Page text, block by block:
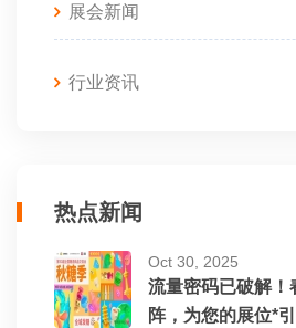
展会新闻
行业资讯
热点新闻
Oct 30, 2025
流量密码已破解！
阵，为您的展位*